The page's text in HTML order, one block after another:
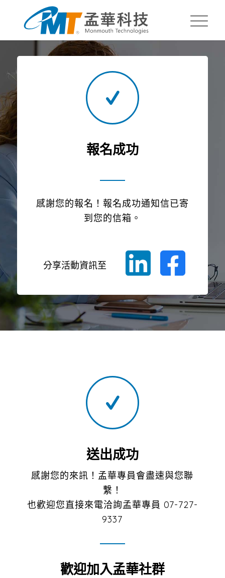
報名成功
感謝您的報名！報名成功通知信已寄
到您的信箱。
分享活動資訊至
送出成功
感謝您的來訊！孟華專員會盡速與您聯
繫！
也歡迎您直接來電洽詢孟華專員 07-727-
9337
歡迎加入孟華社群